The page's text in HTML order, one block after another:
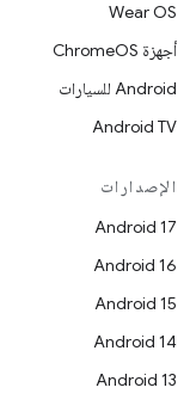
Wear OS
أجهزة ChromeOS
Android للسيارات
Android TV
الإصدارات
Android 17
Android 16
Android 15
Android 14
Android 13